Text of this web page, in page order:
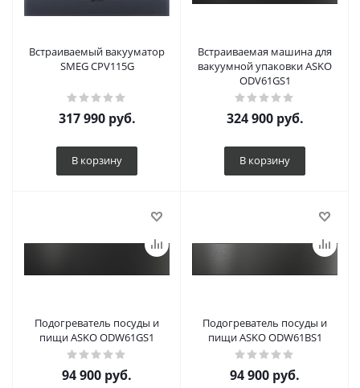
Встраиваемый вакууматор
SMEG CPV115G
317 990руб.
В корзину
Встраиваемая машина для
вакуумной упаковки ASKO
ODV61GS1
324 900руб.
В корзину
Подогреватель посуды и
пищи ASKO ODW61GS1
94 900 руб.
Подогреватель посуды и
пищи ASKO ODW61BS1
94 900 руб.